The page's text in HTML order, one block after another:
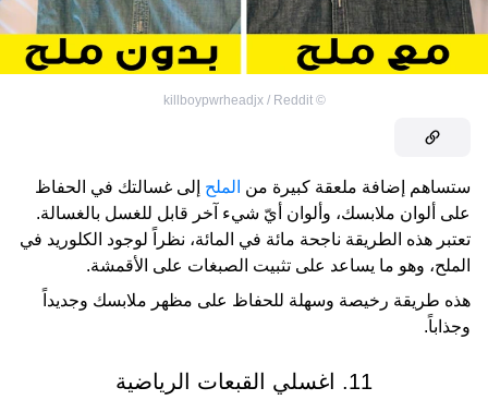
©
killboypwrheadjx / Reddit
ستساهم إضافة ملعقة كبيرة من الملح إلى غسالتك في الحفاظ
على ألوان ملابسك، وألوان أيّ شيء آخر قابل للغسل بالغسالة.
تعتبر هذه الطريقة ناجحة مائة في المائة، نظراً لوجود الكلوريد في
الملح، وهو ما يساعد على تثبيت الصبغات على الأقمشة.
هذه طريقة رخيصة وسهلة للحفاظ على مظهر ملابسك وجديداً
وجذاباً.
11. اغسلي القبعات الرياضية